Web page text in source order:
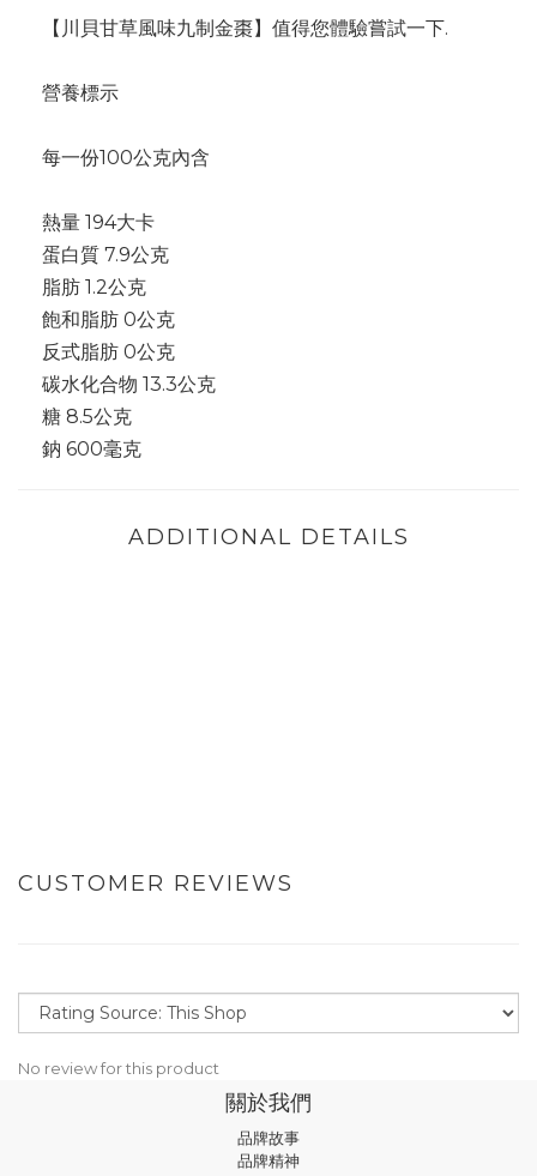
【川貝甘草風味九制金棗】值得您體驗嘗試一下.
營養標示
每一份100公克內含
熱量 194大卡
蛋白質 7.9公克
脂肪 1.2公克
飽和脂肪 0公克
反式脂肪 0公克
碳水化合物 13.3公克
糖 8.5公克
鈉 600毫克
ADDITIONAL DETAILS
CUSTOMER REVIEWS
No review for this product
關於我們
品牌故事
品牌精神